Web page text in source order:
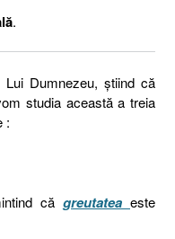
.
Dumnezeu, știind că
studia această a treia
:
că greutatea este